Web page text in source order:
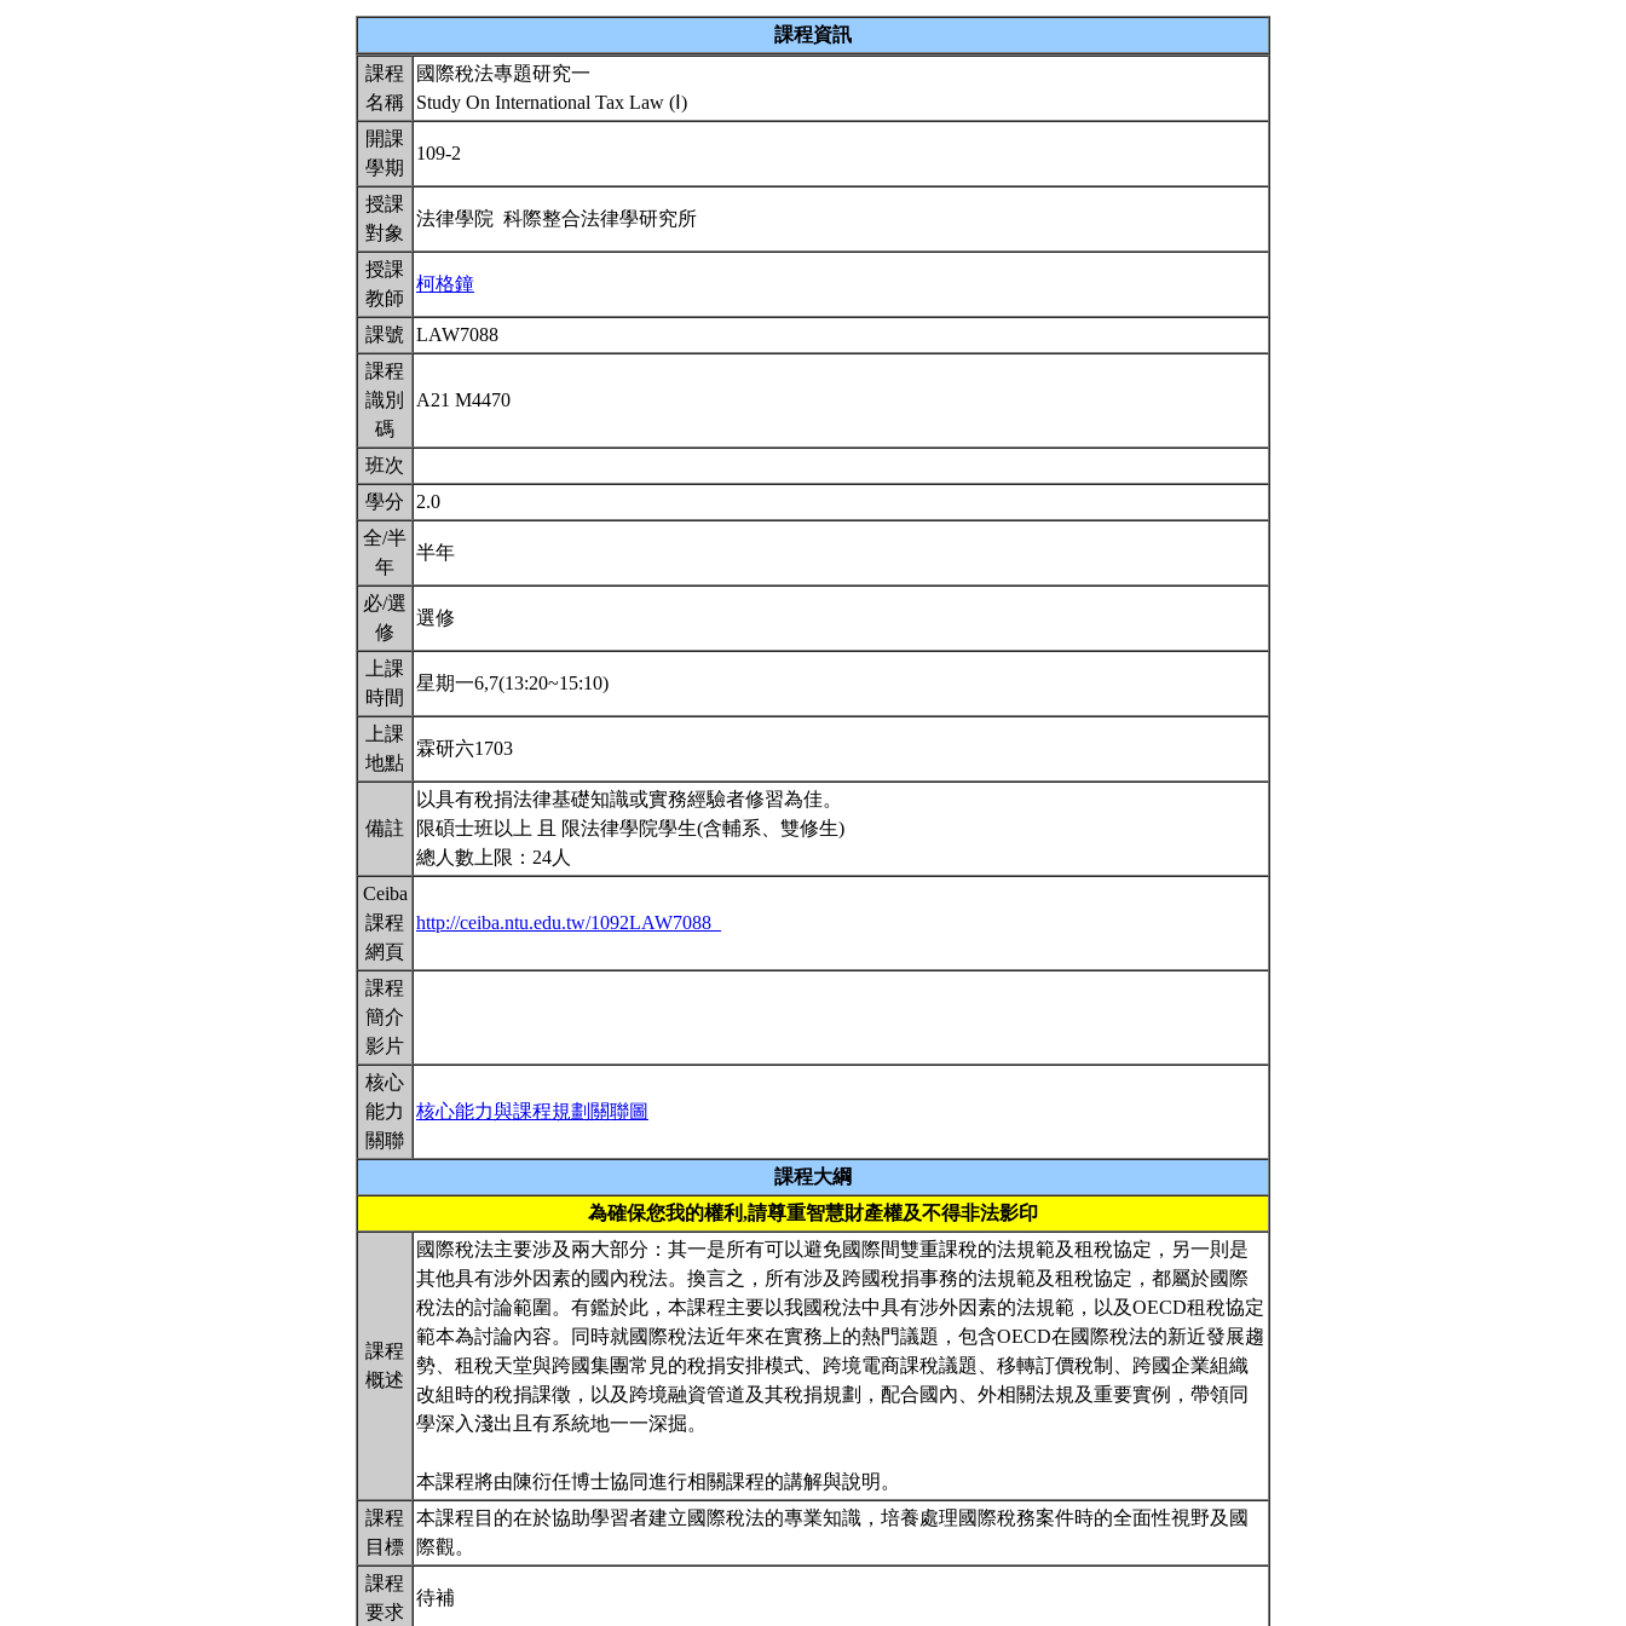
課程資訊
課程
名稱
國際稅法專題研究一
Study On International Tax Law (Ⅰ)
開課
學期
109-2
授課
對象
法律學院 科際整合法律學研究所
授課
教師
柯格鐘
課號
LAW7088
課程
識別
碼
A21 M4470
班次
學分
2.0
全/半
年
半年
必/選
修
選修
上課
時間
星期一6,7(13:20~15:10)
上課
地點
霖研六1703
備註
以具有稅捐法律基礎知識或實務經驗者修習為佳。
限碩士班以上 且 限法律學院學生(含輔系、雙修生)
總人數上限：24人
Ceiba
課程
網頁
http://ceiba.ntu.edu.tw/1092LAW7088_
課程
簡介
影片
核心
能力
關聯
核心能力與課程規劃關聯圖
課程大綱
為確保您我的權利,請尊重智慧財產權及不得非法影印
課程
概述
國際稅法主要涉及兩大部分：其一是所有可以避免國際間雙重課稅的法規範及租稅協定，另一則是
其他具有涉外因素的國內稅法。換言之，所有涉及跨國稅捐事務的法規範及租稅協定，都屬於國際
稅法的討論範圍。有鑑於此，本課程主要以我國稅法中具有涉外因素的法規範，以及OECD租稅協定
範本為討論內容。同時就國際稅法近年來在實務上的熱門議題，包含OECD在國際稅法的新近發展趨
勢、租稅天堂與跨國集團常見的稅捐安排模式、跨境電商課稅議題、移轉訂價稅制、跨國企業組織
改組時的稅捐課徵，以及跨境融資管道及其稅捐規劃，配合國內、外相關法規及重要實例，帶領同
學深入淺出且有系統地一一深掘。
本課程將由陳衍任博士協同進行相關課程的講解與說明。
課程
目標
本課程目的在於協助學習者建立國際稅法的專業知識，培養處理國際稅務案件時的全面性視野及國
際觀。
課程
要求
待補